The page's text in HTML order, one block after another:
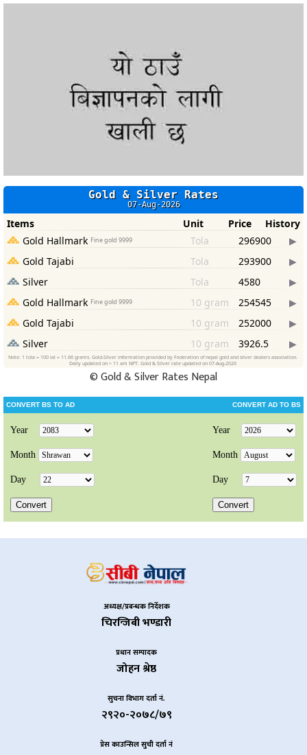
©Gold & Silver Rates Nepal
अध्यक्ष/प्रबन्धक निर्देशक
चिरन्जिबी भण्डारी
प्रधान सम्पादक
जोहन श्रेष्ठ
सुचना विभाग दर्ता नं.
२९२०-२०७८/७९
प्रेस काउन्सिल सुची दर्ता नं